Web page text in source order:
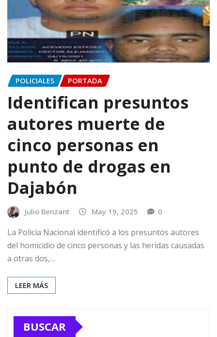
POLICIALES PORTADA
Identifican presuntos
autores muerte de
cinco personas en
punto de drogas en
Dajabón
Julio Benzant May 19, 2025 0
La Policía Nacional identificó a los presuntos autores
del homicidio de cinco personas y las heridas causadas
a otras dos,…
LEER MÁS
BUSCAR